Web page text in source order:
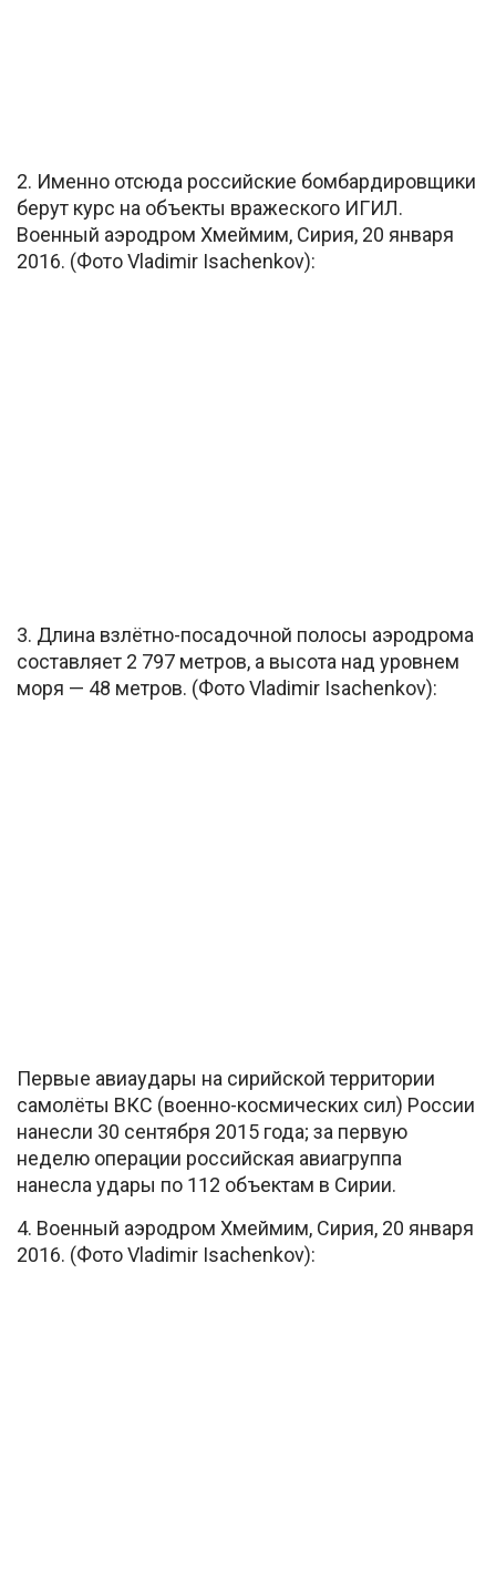
2. Именно отсюда российские бомбардировщики
берут курс на объекты вражеского ИГИЛ.
Военный аэродром Хмеймим, Сирия, 20 января
2016. (Фото Vladimir Isachenkov):
3. Длина взлётно-посадочной полосы аэродрома
составляет 2 797 метров, а высота над уровнем
моря — 48 метров. (Фото Vladimir Isachenkov):
Первые авиаудары на сирийской территории
самолёты ВКС (военно-космических сил) России
нанесли 30 сентября 2015 года; за первую
неделю операции российская авиагруппа
нанесла удары по 112 объектам в Сирии.
4. Военный аэродром Хмеймим, Сирия, 20 января
2016. (Фото Vladimir Isachenkov):